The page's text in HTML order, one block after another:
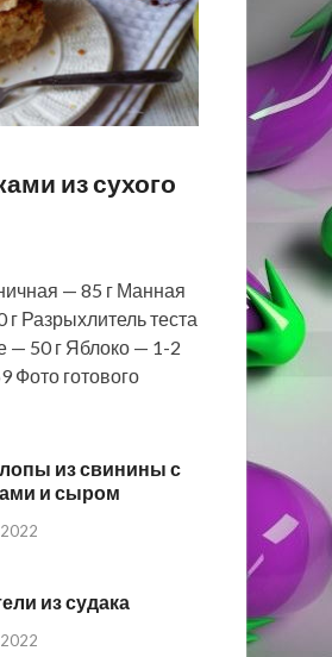
из сухого
— 85 г Манная
Разрыхлитель теста
— 50 г Яблоко — 1-2
Фото готового
из свинины с
и сыром
из судака